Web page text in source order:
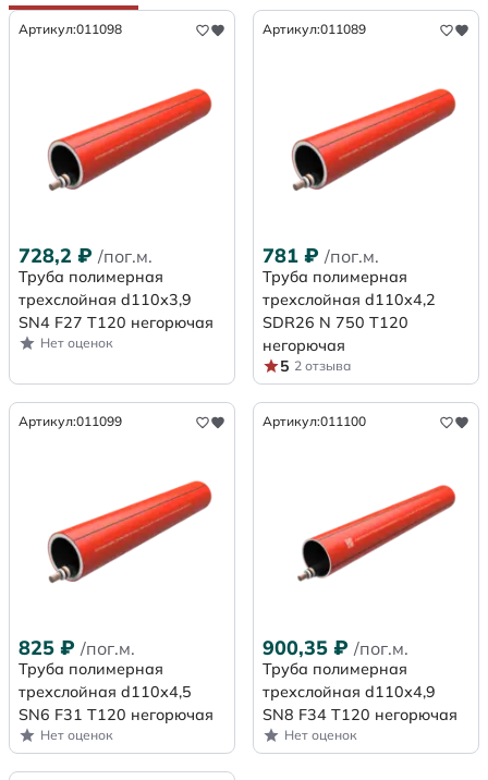
Артикул:011098
728,2 ₽ /пог.м.
Труба полимерная
трехслойная d110х3,9
SN4 F27 Т120 негорючая
Нет оценок
Артикул:011089
781 ₽ /пог.м.
Труба полимерная
трехслойная d110x4,2
SDR26 N 750 Т120
негорючая
5 2 отзыва
Артикул:011099
825 ₽ /пог.м.
Труба полимерная
трехслойная d110х4,5
SN6 F31 Т120 негорючая
Нет оценок
Артикул:011100
900,35 ₽ /пог.м.
Труба полимерная
трехслойная d110х4,9
SN8 F34 Т120 негорючая
Нет оценок